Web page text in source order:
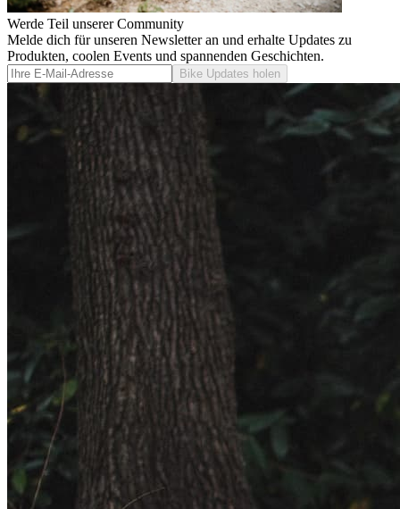
Werde Teil unserer Community
Melde dich für unseren Newsletter an und erhalte Updates zu
Produkten, coolen Events und spannenden Geschichten.
Bike Updates holen